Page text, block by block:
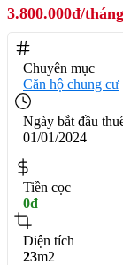
3.800.000đ/tháng
Chuyên mục
Căn hộ chung cư
Ngày bắt đầu
01/01/2024
Tiền cọc
0đ
Diện tích
23m2